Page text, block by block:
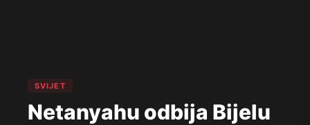
SVIJET
Netanyahu odbija Bijelu